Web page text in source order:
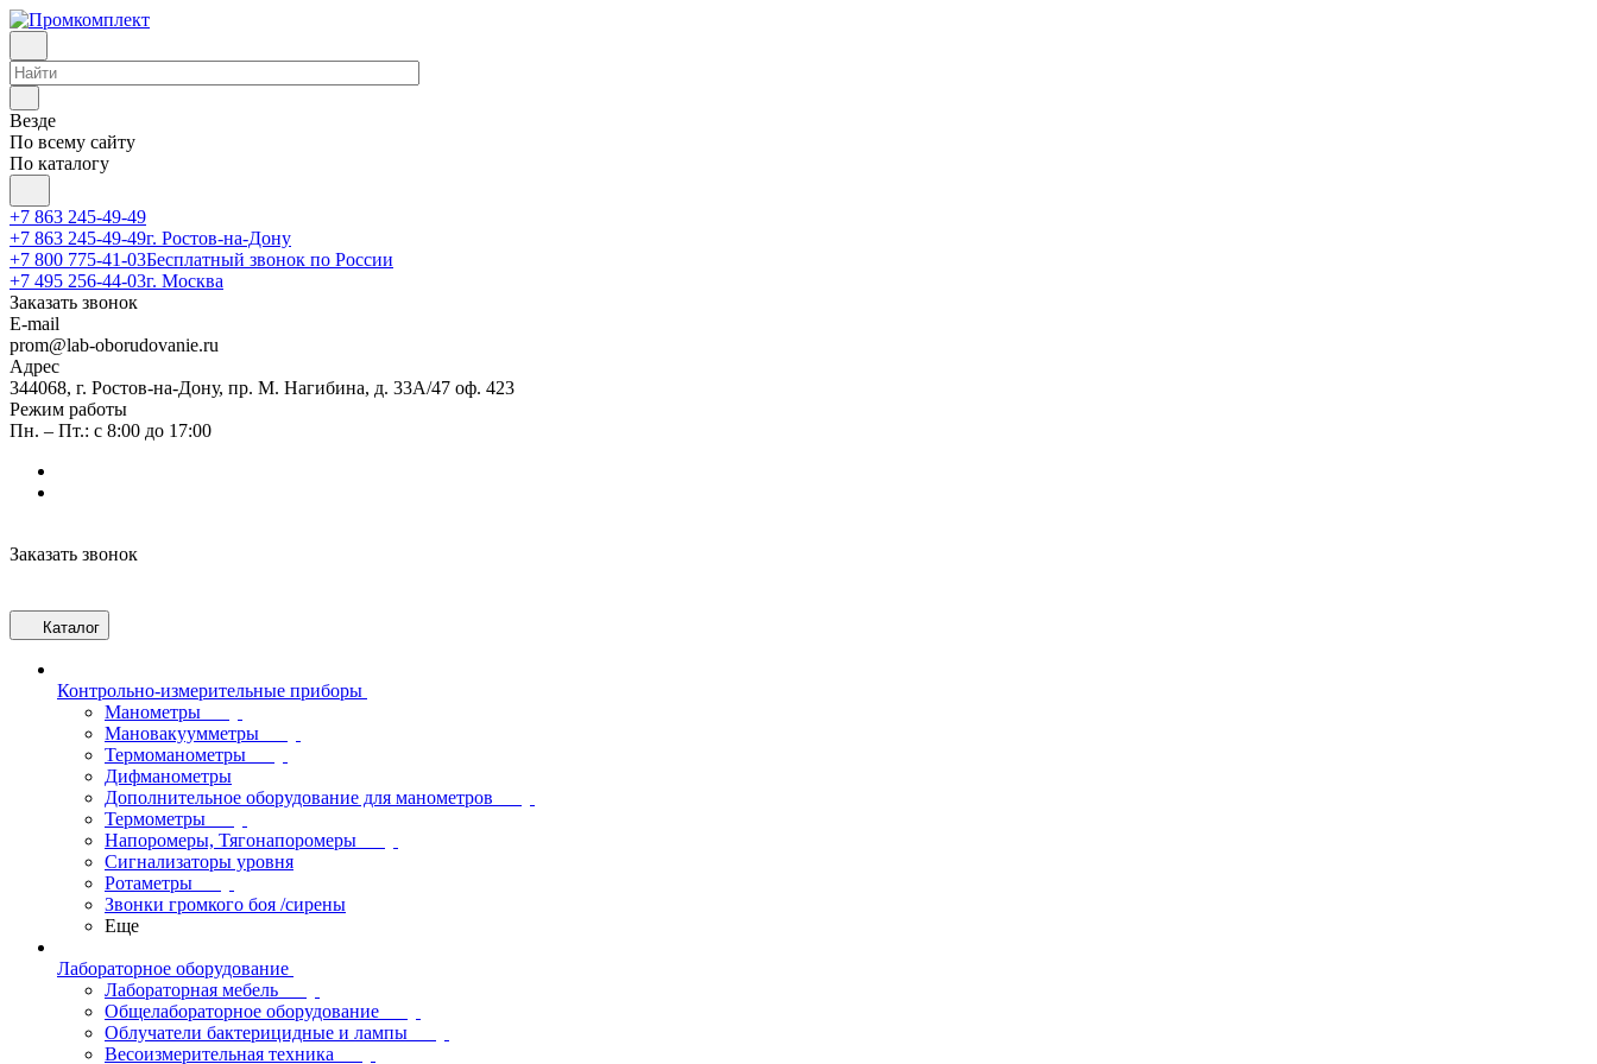
Везде
По всему сайту
По каталогу
+7 863 245-49-49
+7 863 245-49-49г. Ростов-на-Дону
+7 800 775-41-03Бесплатный звонок по России
+7 495 256-44-03г. Москва
Заказать звонок
E-mail
prom@lab-oborudovanie.ru
Адрес
344068, г. Ростов-на-Дону, пр. М. Нагибина, д. 33А/47 оф. 423
Режим работы
Пн. – Пт.: с 8:00 до 17:00
Заказать звонок
Каталог
Контрольно-измерительные приборы
Манометры
Мановакуумметры
Термоманометры
Дифманометры
Дополнительное оборудование для манометров
Термометры
Напоромеры, Тягонапоромеры
Сигнализаторы уровня
Ротаметры
Звонки громкого боя /сирены
Еще
Лабораторное оборудование
Лабораторная мебель
Общелабораторное оборудование
Облучатели бактерицидные и лампы
Весоизмерительная техника